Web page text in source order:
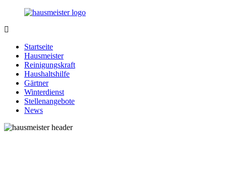
Zurück
Inhalt
Hausmeister.de
rund
Ihren
Haushalt
Startseite
Hausmeister
Reinigungskraft
Haushaltshilfe
Gärtner
Winterdienst
Stellenangebote
News